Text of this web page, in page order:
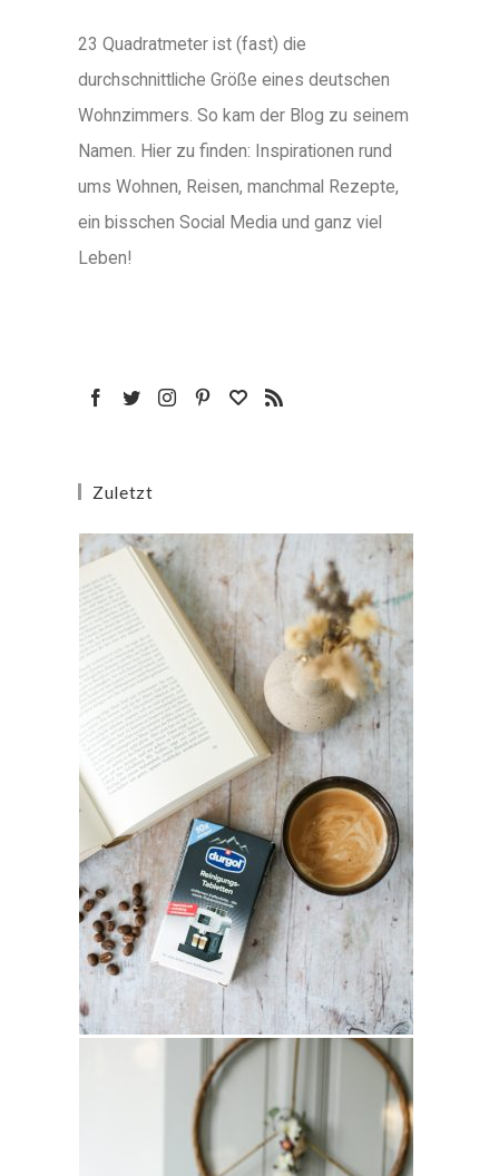
23 Quadratmeter ist (fast) die
durchschnittliche Größe eines deutschen
Wohnzimmers. So kam der Blog zu seinem
Namen. Hier zu finden: Inspirationen rund
ums Wohnen, Reisen, manchmal Rezepte,
ein bisschen Social Media und ganz viel
Leben!
Zuletzt